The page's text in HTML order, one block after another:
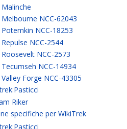
Malinche
Melbourne NCC-62043
Potemkin NCC-18253
Repulse NCC-2544
Roosevelt NCC-2573
Tecumseh NCC-14934
Valley Forge NCC-43305
Riker
specifiche per WikiTrek